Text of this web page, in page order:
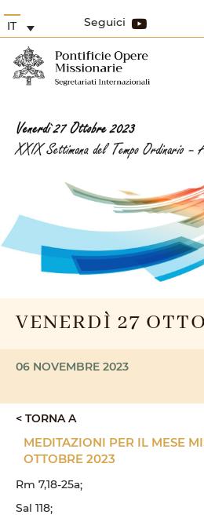
Seguici
IT
VENERDÌ 27
06 NOVEMBRE 2023
< TORNA A
MEDITAZIONI PER IL MESE
OTTOBRE 2023
Rm 7,18-25a;
Sal 118;